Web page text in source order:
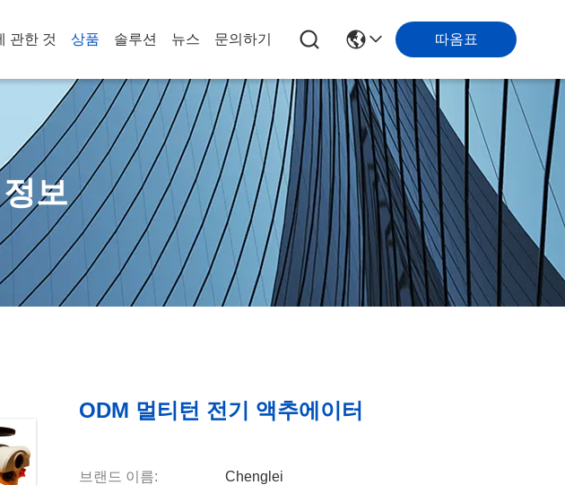
관한 것 상품 솔루션 뉴스 문의하기 따옴표
보
ODM 멀티턴 전기 액추에이터
브랜드 이름: Chenglei